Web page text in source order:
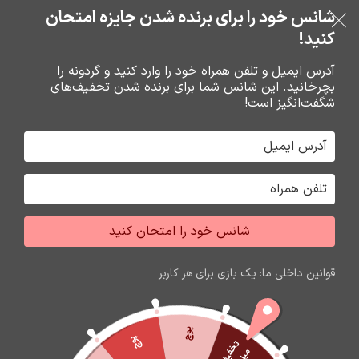
خرید قسطی با ترب‌پی
عبور به ناوبری
رفتن به محتوای اصلی
0 ریال
خانه باتري گوشي،سکه اي،ريموت و پاوربانک باتري
فروشگاه نوین تراشه گنجی
پوچ
پوچ
شانس خود را برای برنده شدن جایزه امتحان
کنید!
آدرس ایمیل و تلفن همراه خود را وارد کنید و گردونه را
بچرخانید. این شانس شما برای برنده شدن تخفیف‌های
شگفت‌انگیز است!
شانس خود را امتحان کنید
قوانین داخلی ما: یک بازی برای هر کاربر